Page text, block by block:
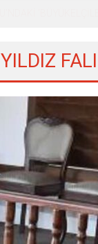
YILDIZ FALI